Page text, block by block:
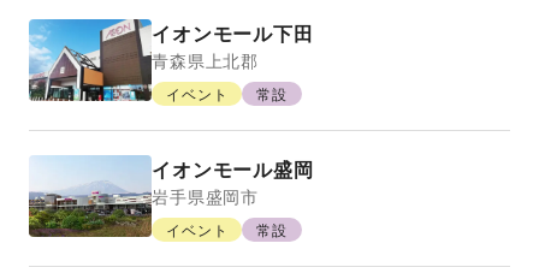
イオンモール下田
青森県上北郡
イベント 常設
イオンモール盛岡
岩手県盛岡市
イベント 常設